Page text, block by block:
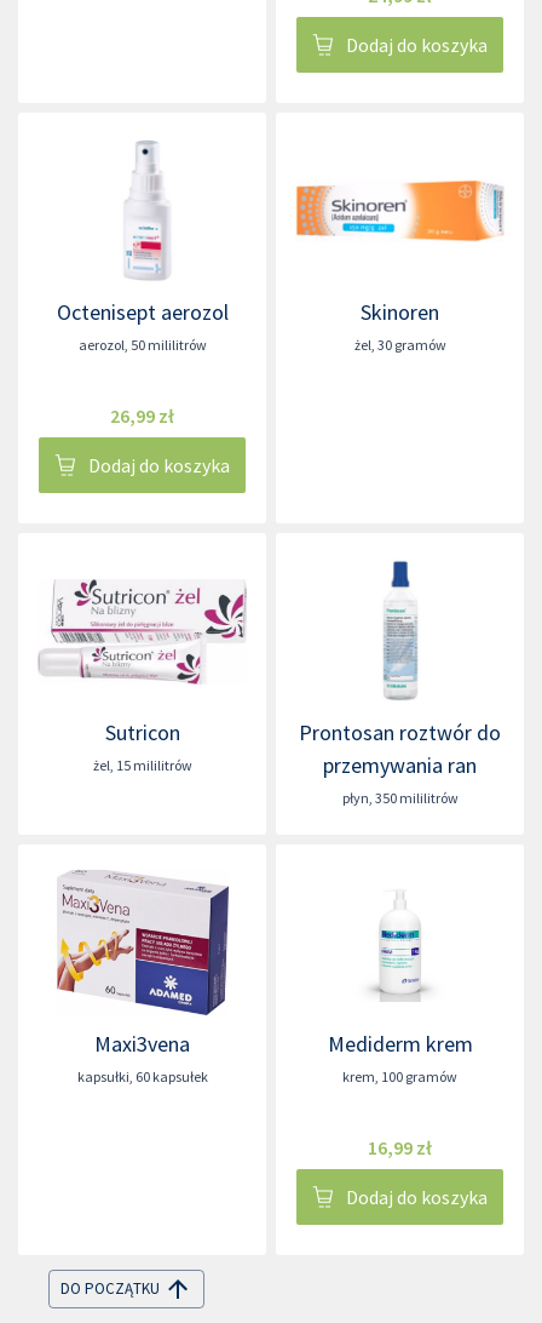
Dodaj do koszyka
Octenisept aerozol
aerozol, 50 mililitrów
26,99 zł
Dodaj do koszyka
Skinoren
żel, 30 gramów
Sutricon
żel, 15 mililitrów
Prontosan roztwór do
przemywania ran
płyn, 350 mililitrów
Maxi3vena
kapsułki, 60 kapsułek
Mediderm krem
krem, 100 gramów
16,99 zł
Dodaj do koszyka
DO POCZĄTKU